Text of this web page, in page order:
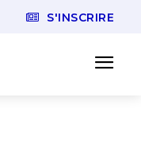
S'INSCRIRE